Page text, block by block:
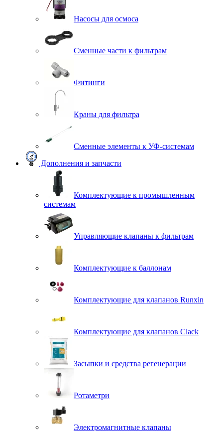
Насосы для осмоса
Сменные части к фильтрам
Фитинги
Краны для фильтра
Сменные элементы к УФ-системам
Дополнения и запчасти
Комплектующие к промышленным
системам
Управляющие клапаны к фильтрам
Комплектующие к баллонам
Комплектующие для клапанов Runxin
Комплектующие для клапанов Clack
Засыпки и средства регенерации
Ротаметри
Электромагнитные клапаны